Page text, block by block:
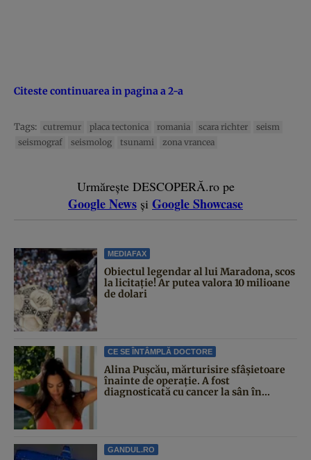
Citeste continuarea in pagina a 2-a
Tags: cutremur placa tectonica romania scara richter
seism
seismograf
seismolog tsunami zona vrancea
Urmărește DESCOPERĂ.ro pe
Google News și Google Showcase
MEDIAFAX
Obiectul legendar al lui Maradona, scos
la licitație! Ar putea valora 10 milioane
de dolari
CE SE ÎNTÂMPLĂ DOCTORE
Alina Pușcău, mărturisire sfâșietoare
înainte de operație. A fost
diagnosticată cu cancer la sân în...
GANDUL.RO